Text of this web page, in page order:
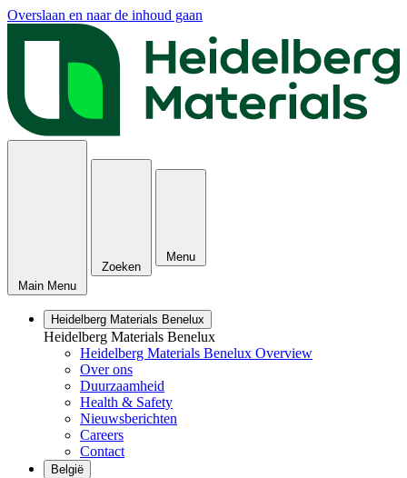
Overslaan en naar de inhoud gaan
Main Menu
Zoeken
Menu
Heidelberg Materials Benelux
Heidelberg Materials Benelux
Heidelberg Materials Benelux Overview
Over ons
Duurzaamheid
Health & Safety
Nieuwsberichten
Careers
Contact
België